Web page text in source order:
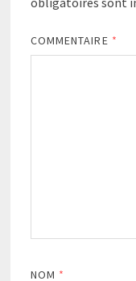
COMMENTAIRE *
NOM *